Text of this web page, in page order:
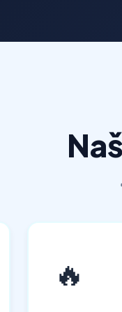
🔥